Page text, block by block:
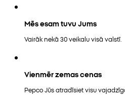
Mēs esam tuvu Jums
Vairāk nekā 30 veikalu visā valstī.
Vienmēr zemas cenas
Pepco Jūs atradīsiet visu